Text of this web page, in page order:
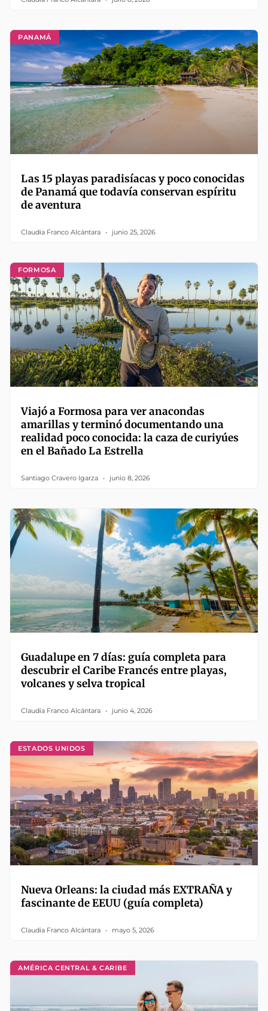
PANAMÁ
Las 15 playas paradisíacas y poco conocidas
de Panamá que todavía conservan espíritu
de aventura
Claudia Franco Alcántara junio 25, 2026
FORMOSA
Viajó a Formosa para ver anacondas
amarillas y terminó documentando una
realidad poco conocida: la caza de curiyúes
en el Bañado La Estrella
Santiago Cravero Igarza junio 8, 2026
Guadalupe en 7 días: guía completa para
descubrir el Caribe Francés entre playas,
volcanes y selva tropical
Claudia Franco Alcántara junio 4, 2026
ESTADOS UNIDOS
Nueva Orleans: la ciudad más EXTRAÑA y
fascinante de EEUU (guía completa)
Claudia Franco Alcántara mayo 5, 2026
AMÉRICA CENTRAL & CARIBE